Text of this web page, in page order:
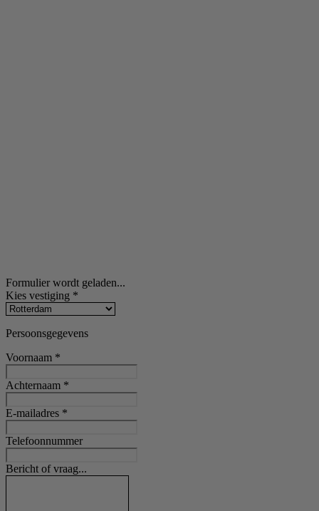
Formulier wordt geladen...
Kies vestiging *
Persoonsgegevens
Voornaam *
Achternaam *
E-mailadres *
Telefoonnummer
Bericht of vraag...